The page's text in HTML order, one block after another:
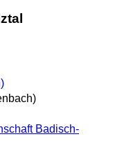
Badisch-